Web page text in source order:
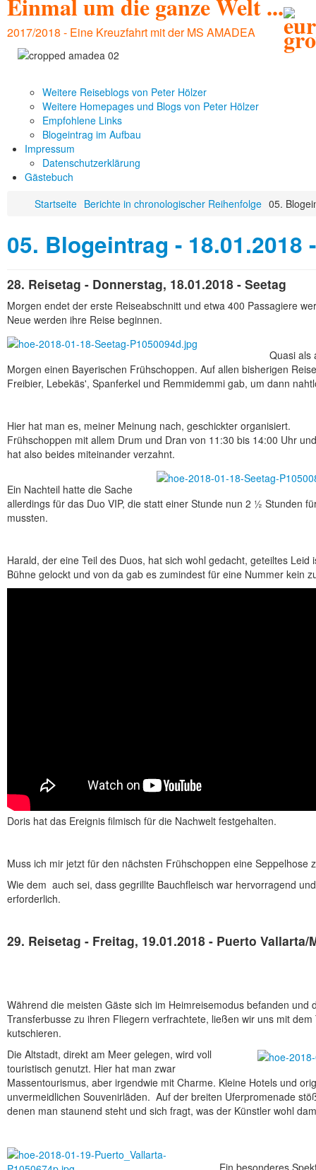
Einmal um die ganze Welt ...
2017/2018 - Eine Kreuzfahrt mit der MS AMADEA
Weitere Reiseblogs von Peter Hölzer
Weitere Homepages und Blogs von Peter Hölzer
Empfohlene Links
Blogeintrag im Aufbau
Impressum
Datenschutzerklärung
Gästebuch
Startseite Berichte in chronologischer Reihenfolge 05.
05. Blogeintrag - 18.01.2018
28. Reisetag - Donnerstag, 18.01.2018 - Seetag
Morgen endet der erste Reiseabschnitt und etwa 400 Passagiere
Neue werden ihre Reise beginnen.
Quasi als
Morgen einen Bayerischen Frühschoppen. Auf allen bisherigen
Freibier, Lebekäs', Spanferkel und Remmidemmi gab, um dann
Hier hat man es, meiner Meinung nach, geschickter organisiert.
Frühschoppen mit allem Drum und Dran von 11:30 bis 14:00 Uhr
hat also beides miteinander verzahnt.
Ein Nachteil hatte die Sache
allerdings für das Duo VIP, die statt einer Stunde nun 2 ½ Stunden
mussten.
Harald, der eine Teil des Duos, hat sich wohl gedacht, geteiltes
Bühne gelockt und von da gab es zumindest für eine Nummer kein
Doris hat das Ereignis filmisch für die Nachwelt festgehalten.
Muss ich mir jetzt für den nächsten Frühschoppen eine Seppelhose
Wie dem auch sei, dass gegrillte Bauchfleisch war hervorragend
erforderlich.
29. Reisetag - Freitag, 19.01.2018 - Puerto Vallarta/
Während die meisten Gäste sich im Heimreisemodus befanden und
Transferbusse zu ihren Fliegern verfrachtete, ließen wir uns mit
kutschieren.
Die Altstadt, direkt am Meer gelegen, wird voll
touristisch genutzt. Hier hat man zwar
Massentourismus, aber irgendwie mit Charme. Kleine Hotels und
unvermeidlichen Souvenirläden. Auf der breiten Uferpromenade
denen man staunend steht und sich fragt, was der Künstler wohl
Ein besonderes